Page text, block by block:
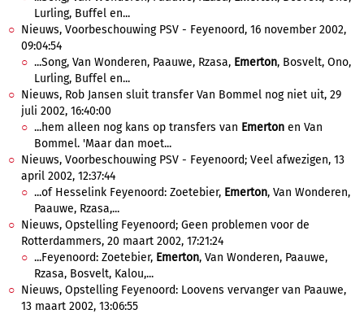
Lurling, Buffel en...
Nieuws, Voorbeschouwing PSV - Feyenoord, 16 november 2002,
09:04:54
...Song, Van Wonderen, Paauwe, Rzasa, Emerton, Bosvelt, Ono,
Lurling, Buffel en...
Nieuws, Rob Jansen sluit transfer Van Bommel nog niet uit, 29
juli 2002, 16:40:00
...hem alleen nog kans op transfers van Emerton en Van
Bommel. 'Maar dan moet...
Nieuws, Voorbeschouwing PSV - Feyenoord; Veel afwezigen, 13
april 2002, 12:37:44
...of Hesselink Feyenoord: Zoetebier, Emerton, Van Wonderen,
Paauwe, Rzasa,...
Nieuws, Opstelling Feyenoord; Geen problemen voor de
Rotterdammers, 20 maart 2002, 17:21:24
...Feyenoord: Zoetebier, Emerton, Van Wonderen, Paauwe,
Rzasa, Bosvelt, Kalou,...
Nieuws, Opstelling Feyenoord: Loovens vervanger van Paauwe,
13 maart 2002, 13:06:55